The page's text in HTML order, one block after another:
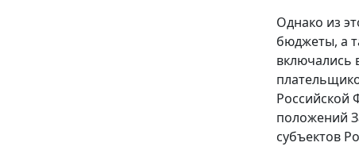
Однако из
бюджеты, а
включались
Российской
положений
субъектов